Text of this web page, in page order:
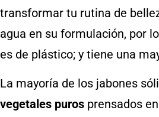
transformar tu rutina de
agua en su formulación, por
es de plástico; y tiene una
La mayoría de los jabones
vegetales puros prensados